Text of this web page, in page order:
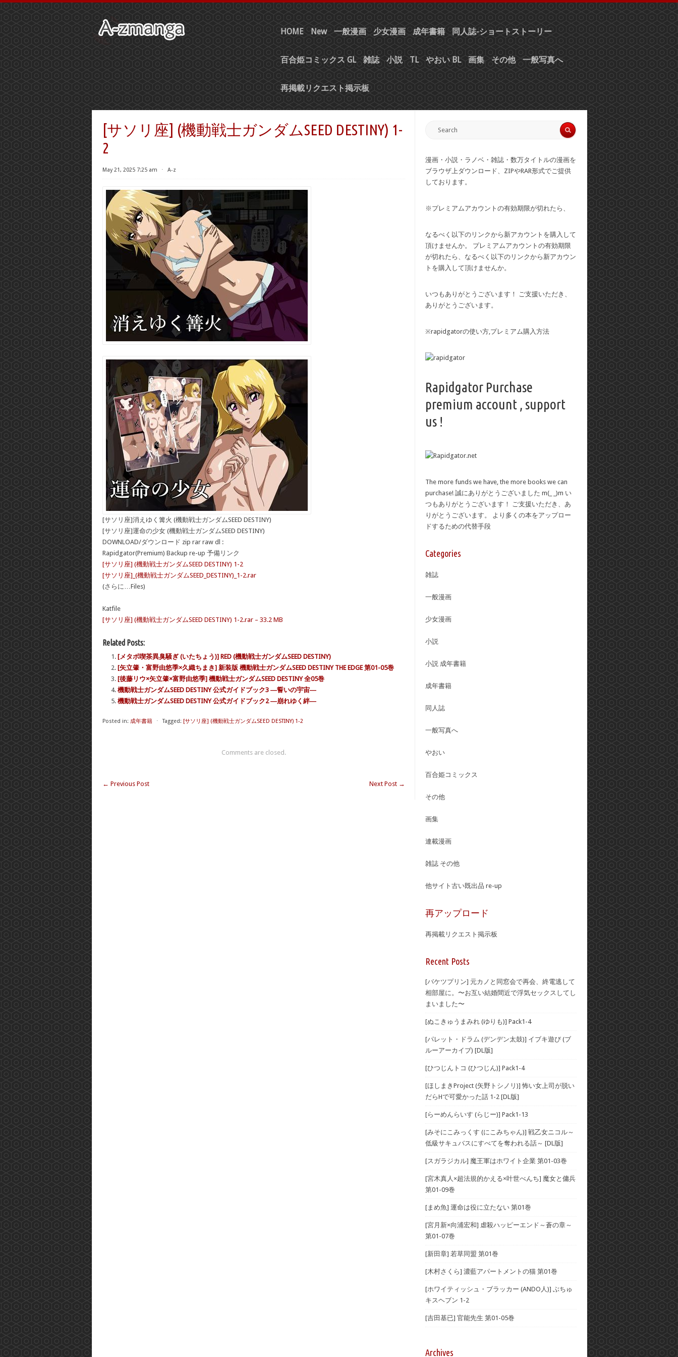
HOME New 一般漫画 少女漫画 成年書籍 同人誌-ショートストーリー
百合姫コミックス GL 雑誌 小説 TL やおい BL 画集 その他 一般写真へ
再掲載リクエスト掲示板
[サソリ座] (機動戦士ガンダムSEED DESTINY) 1-
2
May 21, 2025 7:25 am ⋅ A-z
[サソリ座]消えゆく篝火 (機動戦士ガンダムSEED DESTINY)
[サソリ座]運命の少女 (機動戦士ガンダムSEED DESTINY)
DOWNLOAD/ダウンロード zip rar raw dl :
Rapidgator(Premium) Backup re-up 予備リンク
[サソリ座] (機動戦士ガンダムSEED DESTINY) 1-2
[サソリ座]_(機動戦士ガンダムSEED_DESTINY)_1-2.rar
(さらに…Files)
Katfile
[サソリ座] (機動戦士ガンダムSEED DESTINY) 1-2.rar – 33.2 MB
Related Posts:
[メタボ喫茶異臭騒ぎ (いたちょう)] RED (機動戦士ガンダムSEED DESTINY)
[矢立肇・富野由悠季×久織ちまき] 新装版 機動戦士ガンダムSEED DESTINY THE EDGE 第01-05巻
[後藤リウ×矢立肇×富野由悠季] 機動戦士ガンダムSEED DESTINY 全05巻
機動戦士ガンダムSEED DESTINY 公式ガイドブック3 ―誓いの宇宙―
機動戦士ガンダムSEED DESTINY 公式ガイドブック2 ―崩れゆく絆―
Posted in: 成年書籍 ⋅ Tagged: [サソリ座] (機動戦士ガンダムSEED DESTINY) 1-2
Comments are closed.
← Previous Post Next Post →
漫画・小説・ラノベ・雑誌・数万タイトルの漫画を
ブラウザ上ダウンロード、ZIPやRAR形式でご提供
しております。
※プレミアムアカウントの有効期限が切れたら、
なるべく以下のリンクから新アカウントを購入して
頂けませんか。 プレミアムアカウントの有効期限
が切れたら、なるべく以下のリンクから新アカウン
トを購入して頂けませんか。
いつもありがとうございます！ ご支援いただき、
ありがとうございます。
※rapidgatorの使い方,プレミアム購入方法
Rapidgator Purchase
premium account , support
us !
The more funds we have, the more books we can
purchase! 誠にありがとうございました m(_ _)m い
つもありがとうございます！ ご支援いただき、あ
りがとうございます。 より多くの本をアップロー
ドするための代替手段
Categories
雑誌
一般漫画
少女漫画
小説
小説 成年書籍
成年書籍
同人誌
一般写真へ
やおい
百合姫コミックス
その他
画集
連載漫画
雑誌 その他
他サイト古い既出品 re-up
再アップロード
再掲載リクエスト掲示板
Recent Posts
[バケツプリン] 元カノと同窓会で再会、終電逃して
相部屋に。〜お互い結婚間近で浮気セックスしてし
まいました〜
[ぬこきゅうまみれ (ゆりも)] Pack1-4
[パレット・ドラム (デンデン太鼓)] イブキ遊び (ブ
ルーアーカイブ) [DL版]
[ひつじんトコ (ひつじん)] Pack1-4
[ほしまきProject (矢野トシノリ)] 怖い女上司が脱い
だらHで可愛かった話 1-2 [DL版]
[らーめんらいす (らじー)] Pack1-13
[みそにこみっくす (にこみちゃん)] 戦乙女ニコル～
低級サキュバスにすべてを奪われる話～ [DL版]
[スガラジカル] 魔王軍はホワイト企業 第01-03巻
[宮木真人×超法規的かえる×叶世べんち] 魔女と傭兵
第01-09巻
[まめ魚] 運命は役に立たない 第01巻
[宮月新×向浦宏和] 虐殺ハッピーエンド～蒼の章～
第01-07巻
[新田章] 若草同盟 第01巻
[木村さくら] 濃藍アパートメントの猫 第01巻
[ホワイティッシュ・ブラッカー (ANDO人)] ぶちゅ
キスヘブン 1-2
[吉田基已] 官能先生 第01-05巻
Archives